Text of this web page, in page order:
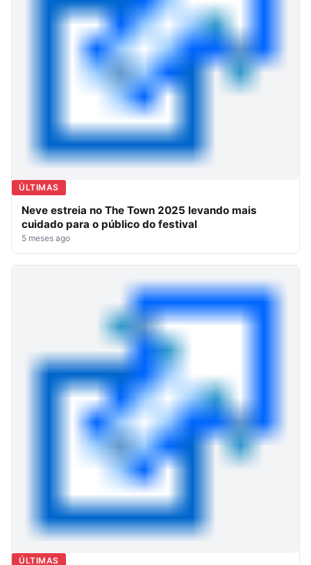
ÚLTIMAS
Neve estreia no The Town 2025 levando mais
cuidado para o público do festival
5 meses ago
ÚLTIMAS